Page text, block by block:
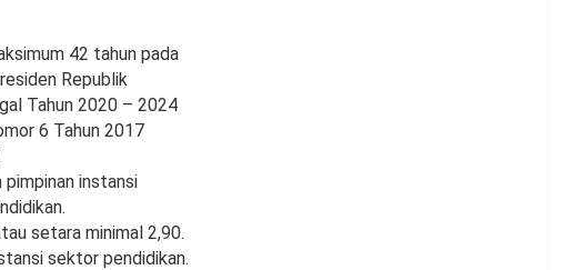
42 tahun pada
Republik
Tahun 2020 – 2024
6 Tahun 2017
instansi
setara minimal 2,90.
sektor pendidikan.